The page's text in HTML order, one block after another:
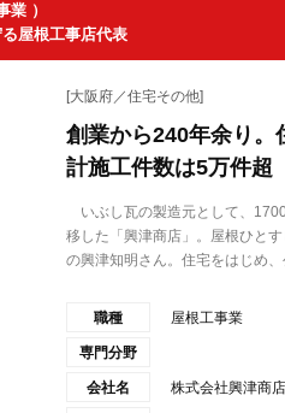
業 ）
屋根工事店代表
[大阪府／住宅その他]
創業から240年余り。
計施工件数は5万件超
いぶし瓦の製造元として、
移した「興津商店」。屋根ひと
の興津知明さん。住宅をはじめ、
職種 屋根工事業
専門分野
会社名 株式会社興津商店